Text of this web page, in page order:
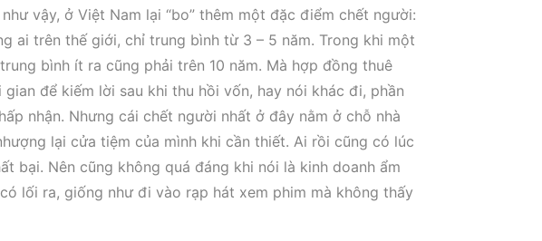
vậy, ở Việt Nam lại “bo” thêm một đặc điểm chết người:
ai trên thế giới, chỉ trung bình từ 3 – 5 năm. Trong khi một
bình ít ra cũng phải trên 10 năm. Mà hợp đồng thuê
để kiếm lời sau khi thu hồi vốn, hay nói khác đi, phần
nhận. Nhưng cái chết người nhất ở đây nằm ở chỗ nhà
lại cửa tiệm của mình khi cần thiết. Ai rồi cũng có lúc
bại. Nên cũng không quá đáng khi nói là kinh doanh ẩm
lối ra, giống như đi vào rạp hát xem phim mà không thấy